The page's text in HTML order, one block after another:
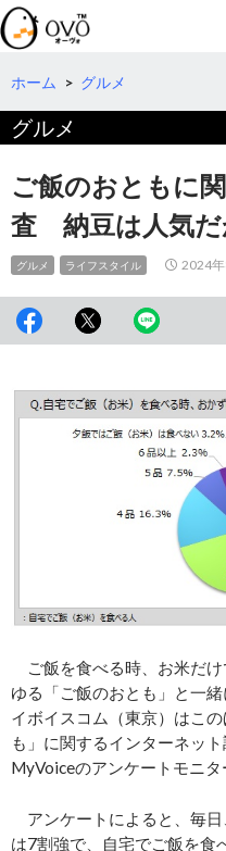
検
索
コ
テ
ツ
へ
動
ホーム > グルメ
グルメ
ご飯のおともに
査 納豆は人気だ
グルメ ライフスタイル 2024
ご飯を食べる時、お米だ
ゆる「ご飯のおとも」と一
イボイスコム（東京）はこ
も」に関するインターネッ
MyVoiceのアンケートモニタ
アンケートによると、毎日
は7割強で、自宅でご飯を食